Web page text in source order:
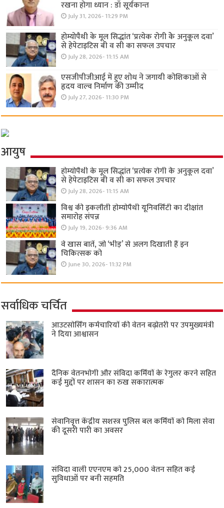
रखना होगा ध्यान : डॉ सूर्यकान्त
July 31, 2026- 11:29 PM
होम्योपैथी के मूल सिद्धांत ‘प्रत्येक रोगी केे अनुकूल दवा’
से हेपेटाइटिस बी व सी का सफल उपचार
July 28, 2026- 11:15 AM
एसजीपीजीआई में हुए शोध ने जगायी कोशिकाओं से
हृदय वाल्व निर्माण की उम्मीद
July 27, 2026- 11:30 PM
आयुष
होम्योपैथी के मूल सिद्धांत ‘प्रत्येक रोगी केे अनुकूल दवा’
से हेपेटाइटिस बी व सी का सफल उपचार
July 28, 2026- 11:15 AM
विश्व की इकलौती होम्योपैथी यूनिवर्सिटी का दीक्षांत
समारोह संपन्न
July 19, 2026- 9:36 AM
वे खास बातें, जो ‘भीड़’ से अलग दिखाती हैं इन
चिकित्सक को
June 30, 2026- 11:32 PM
सर्वाधिक चर्चित
आउटसोर्सिंग कर्मचारियों की वेतन बढ़ोतरी पर उपमुख्यमंत्री
ने दिया आश्वासन
दैनिक वेतनभोगी और संविदा कर्मियों के रेगुलर करने सहित
कई मुद्दों पर शासन का रुख सकारात्मक
सेवानिवृत्त केंद्रीय सशस्त्र पुलिस बल ​कर्मियों को मिला सेवा
की दूसरी पारी का अवसर
संविदा वाली एएनएम को 25,000 वेतन सहित कई
सुविधाओं पर बनी सहमति